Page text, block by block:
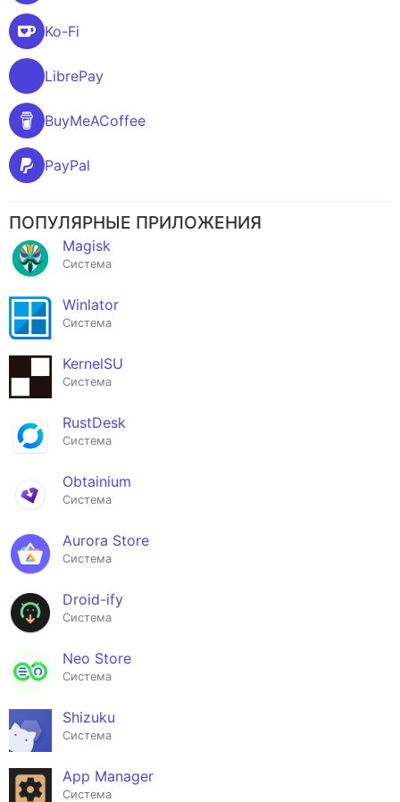
Ko-Fi
LibrePay
BuyMeACoffee
PayPal
ПОПУЛЯРНЫЕ ПРИЛОЖЕНИЯ
Magisk
Система
Winlator
Система
KernelSU
Система
RustDesk
Система
Obtainium
Система
Aurora Store
Система
Droid-ify
Система
Neo Store
Система
Shizuku
Система
App Manager
Система